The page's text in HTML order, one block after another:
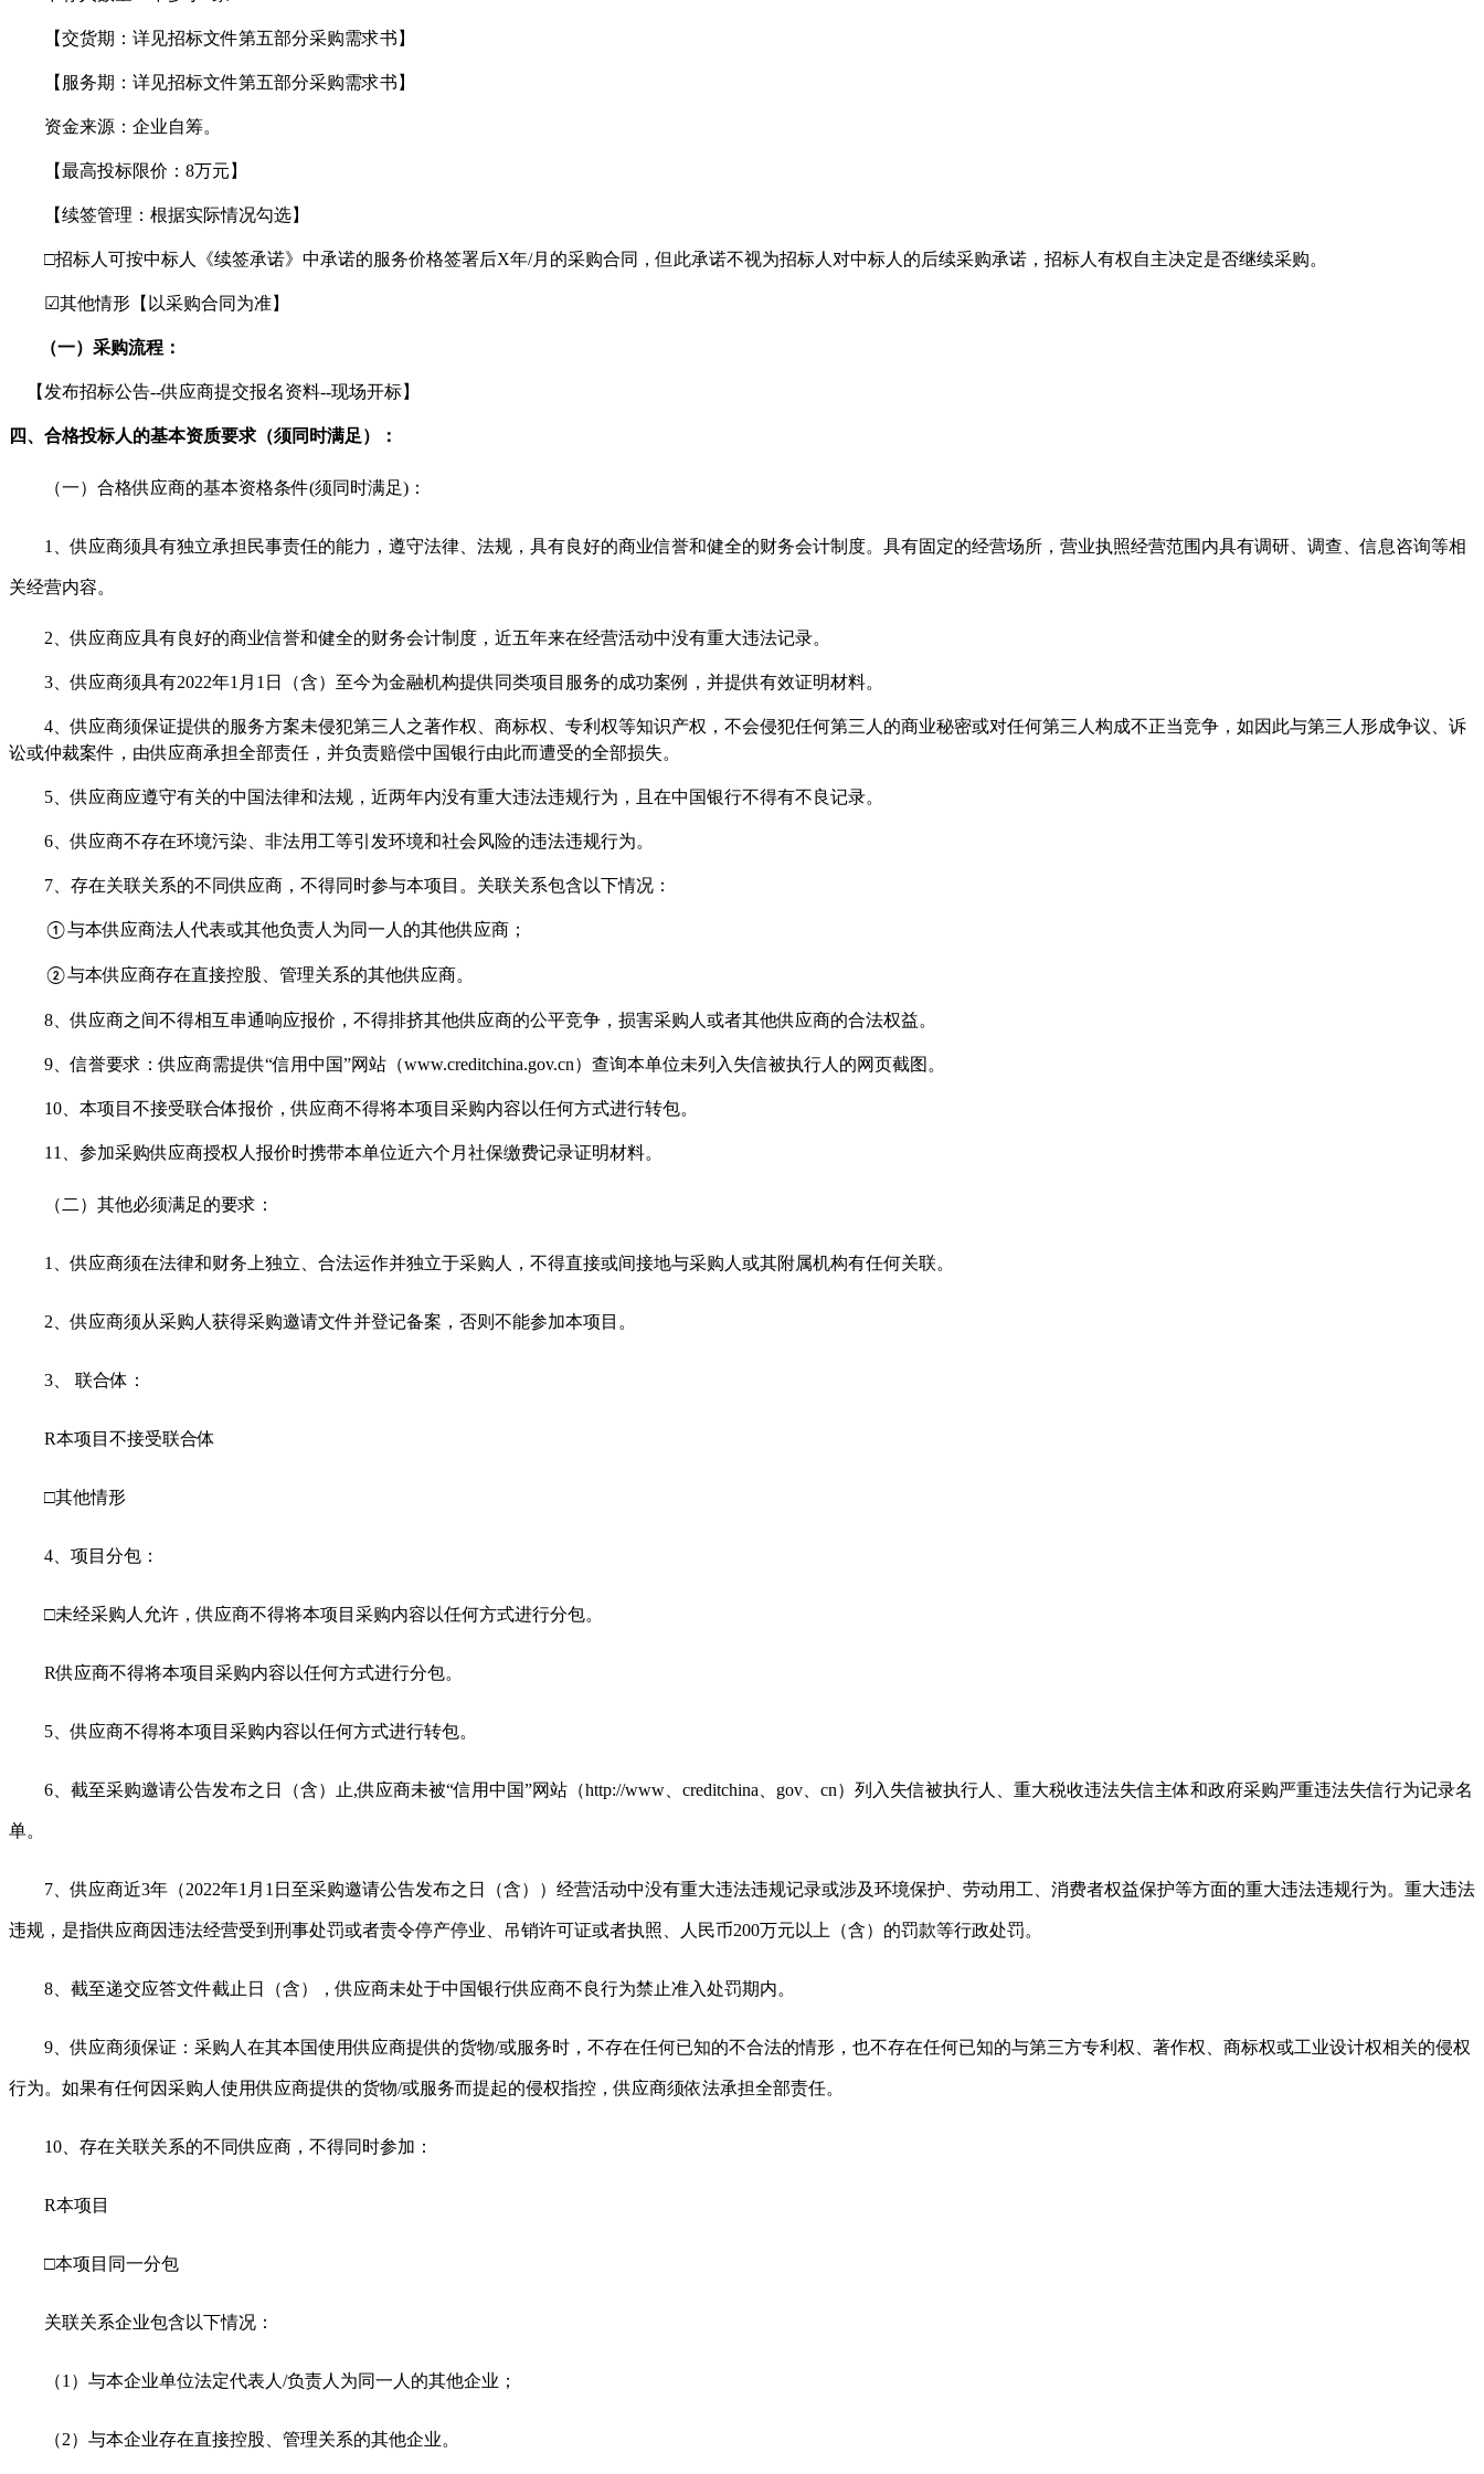
【交货期： 详见招标文件第五部分采购需求书 】
【服务期： 详见招标文件第五部分采购需求书 】
资金来源：企业自筹。
【最高投标限价： 8万元】
【续签管理：根据实际情况勾选】
□招标人可按中标人《续签承诺》中承诺的服务价格签署后X年/月的采购合同，但此承诺不视为招标人对中标人的后续采购承诺，招标人有权自主决定是否继续采购。
☑其他情形【 以采购合同为准】
（一） 采购流程：
【 发布招标公告--供应商提交报名资料--现场开标】
四、 合格投标人的基本资质要求（须同时满足）：
（一） 合格供应商的基本资格条件(须同时满足)：
1、供应商须具有独立承担民事责任的能力，遵守法律、法规，具有良好的商业信誉和健全的财务会计制度。具有固定的经营场所，营业执照经营范围内具有调研、调查、信息咨询等相
关经营内容。
2、供应商应具有良好的商业信誉和健全的财务会计制度，近五年来在经营活动中没有重大违法记录。
3、供应商须具有2022年1月1日（含）至今为金融机构提供同类项目服务的成功案例， 并提供有效证明材料。
4、供应商须保证提供的服务方案未侵犯第三人之著作权、商标权、专利权等知识产权，不会侵犯任何第三人的商业秘密或对任何第三人构成不正当竞争，如因此与第三人形成争议、诉
讼或仲裁案件，由供应商承担全部责任，并负责赔偿中国银行由此而遭受的全部损失。
5、供应商应遵守有关的中国法律和法规，近两年内没有重大违法违规行为，且在中国银行不得有不良记录。
6、供应商不存在环境污染、非法用工等引发环境和社会风险的违法违规行为。
7、 存在关联关系的不同供应商 ，不得同时参与本项目。关联关系包含以下情况：
①与本供应商法人代表或其他负责人为同一人的其他供应商 ；
②与本供应商存在直接控股、管理关系的其他供应商。
8、供应商之间不得相互串通响应报价，不得排挤其他供应商的公平竞争，损害采购人或者其他供应商的合法权益。
9、信誉要求：供应商需提供“信用中国”网站（www.creditchina.gov.cn）查询本单位未列入失信被执行人的网页截图。
10、 本项目不接受联合体报价，供应商不得将本项目采购内容以任何方式进行转包。
11、 参加采购供应商授权人报价时携带本单位近六个月社保缴费记录证明材料。
（二）其他必须满足的要求：
1、供应商须在法律和财务上独立、合法运作并独立于采购人，不得直接或间接地与采购人或其附属机构有任何关联。
2、供应商须从采购人获得采购邀请文件并登记备案，否则不能参加本项目。
3、 联合体：
R本项目不接受联合体
□其他情形
4、项目分包：
□未经采购人允许，供应商不得将本项目采购内容以任何方式进行分包。
R供应商不得将本项目采购内容以任何方式进行分包。
5、供应商不得将本项目采购内容以任何方式进行转包。
6、截至采购邀请公告发布之日（含）止,供应商未被“信用中国”网站（http://www creditchina gov cn）列入失信被执行人、重大税收违法失信主体和政府采购严重违法失信行为记录名
单。
7、供应商近3年（2022年1月1日至采购邀请公告发布之日（含））经营活动中没有重大违法违规记录或涉及环境保护、劳动用工、消费者权益保护等方面的重大违法违规行为。重大违法
违规，是指供应商因违法经营受到刑事处罚或者责令停产停业、吊销许可证或者执照、人民币200万元以上（含）的罚款等行政处罚。
8、截至递交应答文件截止日（含），供应商未处于中国银行供应商不良行为禁止准入处罚期内。
9、供应商须保证：采购人在其本国使用供应商提供的货物/或服务时，不存在任何已知的不合法的情形，也不存在任何已知的与第三方专利权、著作权、商标权或工业设计权相关的侵权
行为。如果有任何因采购人使用供应商提供的货物/或服务而提起的侵权指控，供应商须依法承担全部责任。
10、存在关联关系的不同供应商，不得同时参加：
R本项目
□本项目同一分包
关联关系企业包含以下情况：
（1）与本企业单位法定代表人/负责人为同一人的其他企业；
（2）与本企业存在直接控股、管理关系的其他企业。